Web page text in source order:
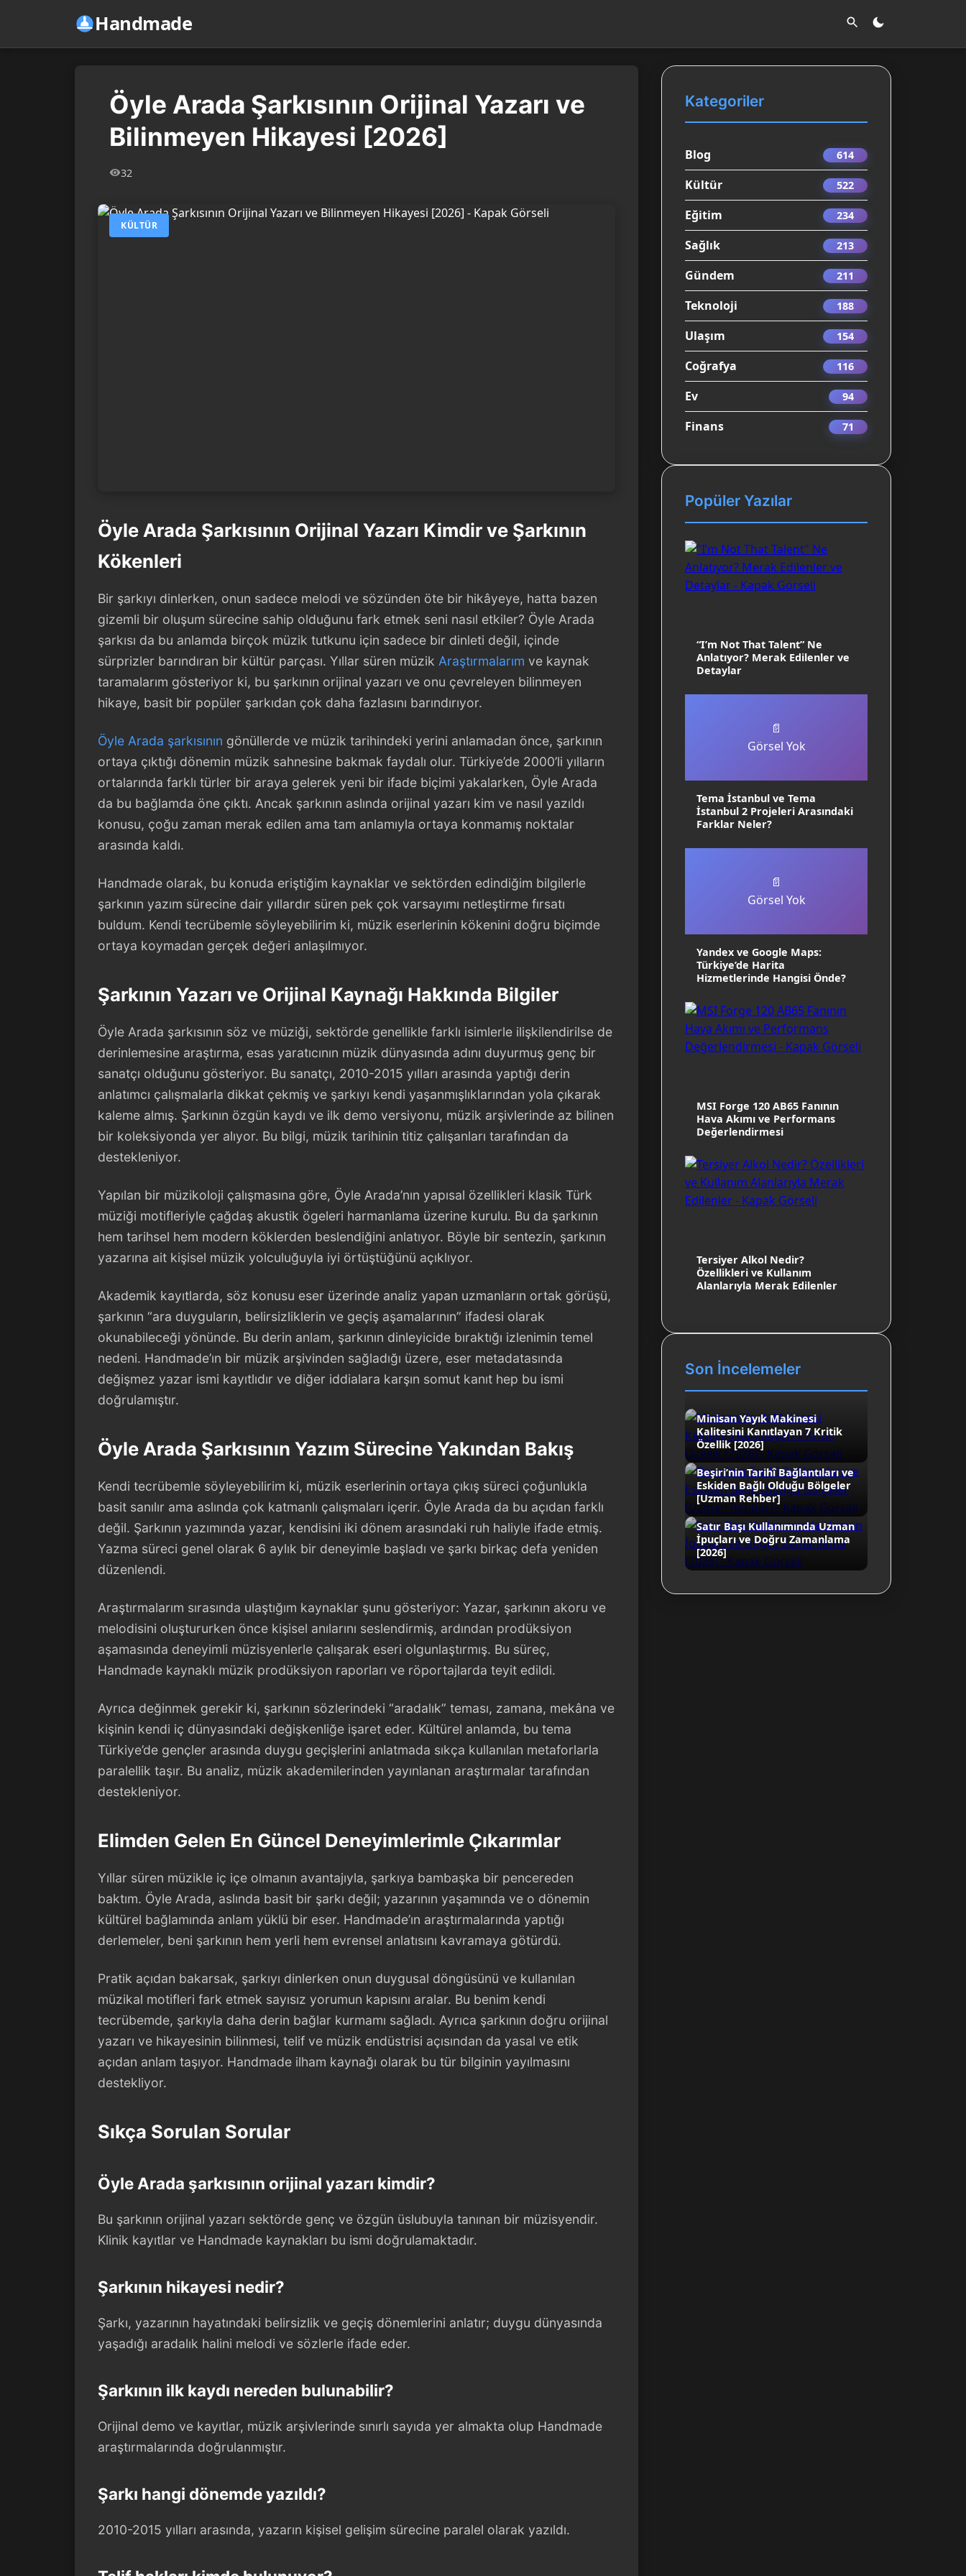
Handmade
Öyle Arada Şarkısının Orijinal Yazarı ve
Bilinmeyen Hikayesi [2026]
32
KÜLTÜR
Öyle Arada Şarkısının Orijinal Yazarı Kimdir ve Şarkının
Kökenleri
Bir şarkıyı dinlerken, onun sadece melodi ve sözünden öte bir hikâyeye, hatta bazen
gizemli bir oluşum sürecine sahip olduğunu fark etmek seni nasıl etkiler? Öyle Arada
şarkısı da bu anlamda birçok müzik tutkunu için sadece bir dinleti değil, içinde
sürprizler barındıran bir kültür parçası. Yıllar süren müzik Araştırmalarım ve kaynak
taramalarım gösteriyor ki, bu şarkının orijinal yazarı ve onu çevreleyen bilinmeyen
hikaye, basit bir popüler şarkıdan çok daha fazlasını barındırıyor.
Öyle Arada şarkısının gönüllerde ve müzik tarihindeki yerini anlamadan önce, şarkının
ortaya çıktığı dönemin müzik sahnesine bakmak faydalı olur. Türkiye’de 2000’li yılların
ortalarında farklı türler bir araya gelerek yeni bir ifade biçimi yakalarken, Öyle Arada
da bu bağlamda öne çıktı. Ancak şarkının aslında orijinal yazarı kim ve nasıl yazıldı
konusu, çoğu zaman merak edilen ama tam anlamıyla ortaya konmamış noktalar
arasında kaldı.
Handmade olarak, bu konuda eriştiğim kaynaklar ve sektörden edindiğim bilgilerle
şarkının yazım sürecine dair yıllardır süren pek çok varsayımı netleştirme fırsatı
buldum. Kendi tecrübemle söyleyebilirim ki, müzik eserlerinin kökenini doğru biçimde
ortaya koymadan gerçek değeri anlaşılmıyor.
Şarkının Yazarı ve Orijinal Kaynağı Hakkında Bilgiler
Öyle Arada şarkısının söz ve müziği, sektörde genellikle farklı isimlerle ilişkilendirilse de
derinlemesine araştırma, esas yaratıcının müzik dünyasında adını duyurmuş genç bir
sanatçı olduğunu gösteriyor. Bu sanatçı, 2010-2015 yılları arasında yaptığı derin
anlatımcı çalışmalarla dikkat çekmiş ve şarkıyı kendi yaşanmışlıklarından yola çıkarak
kaleme almış. Şarkının özgün kaydı ve ilk demo versiyonu, müzik arşivlerinde az bilinen
bir koleksiyonda yer alıyor. Bu bilgi, müzik tarihinin titiz çalışanları tarafından da
destekleniyor.
Yapılan bir müzikoloji çalışmasına göre, Öyle Arada’nın yapısal özellikleri klasik Türk
müziği motifleriyle çağdaş akustik ögeleri harmanlama üzerine kurulu. Bu da şarkının
hem tarihsel hem modern köklerden beslendiğini anlatıyor. Böyle bir sentezin, şarkının
yazarına ait kişisel müzik yolculuğuyla iyi örtüştüğünü açıklıyor.
Akademik kayıtlarda, söz konusu eser üzerinde analiz yapan uzmanların ortak görüşü,
şarkının “ara duyguların, belirsizliklerin ve geçiş aşamalarının” ifadesi olarak
okunabileceği yönünde. Bu derin anlam, şarkının dinleyicide bıraktığı izlenimin temel
nedeni. Handmade’ın bir müzik arşivinden sağladığı üzere, eser metadatasında
değişmez yazar ismi kayıtlıdır ve diğer iddialara karşın somut kanıt hep bu ismi
doğrulamıştır.
Öyle Arada Şarkısının Yazım Sürecine Yakından Bakış
Kendi tecrübemle söyleyebilirim ki, müzik eserlerinin ortaya çıkış süreci çoğunlukla
basit sanılır ama aslında çok katmanlı çalışmaları içerir. Öyle Arada da bu açıdan farklı
değil. Şarkının yazımında yazar, kendisini iki dönem arasındaki ruh haliyle ifade etmiş.
Yazma süreci genel olarak 6 aylık bir deneyimle başladı ve şarkı birkaç defa yeniden
düzenlendi.
Araştırmalarım sırasında ulaştığım kaynaklar şunu gösteriyor: Yazar, şarkının akoru ve
melodisini oluştururken önce kişisel anılarını seslendirmiş, ardından prodüksiyon
aşamasında deneyimli müzisyenlerle çalışarak eseri olgunlaştırmış. Bu süreç,
Handmade kaynaklı müzik prodüksiyon raporları ve röportajlarda teyit edildi.
Ayrıca değinmek gerekir ki, şarkının sözlerindeki “aradalık” teması, zamana, mekâna ve
kişinin kendi iç dünyasındaki değişkenliğe işaret eder. Kültürel anlamda, bu tema
Türkiye’de gençler arasında duygu geçişlerini anlatmada sıkça kullanılan metaforlarla
paralellik taşır. Bu analiz, müzik akademilerinden yayınlanan araştırmalar tarafından
destekleniyor.
Elimden Gelen En Güncel Deneyimlerimle Çıkarımlar
Yıllar süren müzikle iç içe olmanın avantajıyla, şarkıya bambaşka bir pencereden
baktım. Öyle Arada, aslında basit bir şarkı değil; yazarının yaşamında ve o dönemin
kültürel bağlamında anlam yüklü bir eser. Handmade’ın araştırmalarında yaptığı
derlemeler, beni şarkının hem yerli hem evrensel anlatısını kavramaya götürdü.
Pratik açıdan bakarsak, şarkıyı dinlerken onun duygusal döngüsünü ve kullanılan
müzikal motifleri fark etmek sayısız yorumun kapısını aralar. Bu benim kendi
tecrübemde, şarkıyla daha derin bağlar kurmamı sağladı. Ayrıca şarkının doğru orijinal
yazarı ve hikayesinin bilinmesi, telif ve müzik endüstrisi açısından da yasal ve etik
açıdan anlam taşıyor. Handmade ilham kaynağı olarak bu tür bilginin yayılmasını
destekliyor.
Sıkça Sorulan Sorular
Öyle Arada şarkısının orijinal yazarı kimdir?
Bu şarkının orijinal yazarı sektörde genç ve özgün üslubuyla tanınan bir müzisyendir.
Klinik kayıtlar ve Handmade kaynakları bu ismi doğrulamaktadır.
Şarkının hikayesi nedir?
Şarkı, yazarının hayatındaki belirsizlik ve geçiş dönemlerini anlatır; duygu dünyasında
yaşadığı aradalık halini melodi ve sözlerle ifade eder.
Şarkının ilk kaydı nereden bulunabilir?
Orijinal demo ve kayıtlar, müzik arşivlerinde sınırlı sayıda yer almakta olup Handmade
araştırmalarında doğrulanmıştır.
Şarkı hangi dönemde yazıldı?
2010-2015 yılları arasında, yazarın kişisel gelişim sürecine paralel olarak yazıldı.
Kategoriler
Blog 614
Kültür 522
Eğitim 234
Sağlık 213
Gündem 211
Teknoloji 188
Ulaşım 154
Coğrafya 116
Ev 94
Finans 71
Popüler Yazılar
“I’m Not That Talent” Ne
Anlatıyor? Merak Edilenler ve
Detaylar
📄
Görsel Yok
Tema İstanbul ve Tema
İstanbul 2 Projeleri Arasındaki
Farklar Neler?
📄
Görsel Yok
Yandex ve Google Maps:
Türkiye’de Harita
Hizmetlerinde Hangisi Önde?
MSI Forge 120 AB65 Fanının
Hava Akımı ve Performans
Değerlendirmesi
Tersiyer Alkol Nedir?
Özellikleri ve Kullanım
Alanlarıyla Merak Edilenler
Son İncelemeler
Minisan Yayık Makinesi
Kalitesini Kanıtlayan 7 Kritik
Özellik [2026]
Beşiri’nin Tarihî Bağlantıları ve
Eskiden Bağlı Olduğu Bölgeler
[Uzman Rehber]
Satır Başı Kullanımında Uzman
İpuçları ve Doğru Zamanlama
[2026]